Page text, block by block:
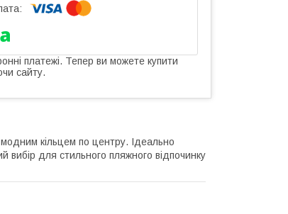
платежі. Тепер ви можете купити
сайту.
модним кільцем по центру. Ідеально
вибір для стильного пляжного відпочинку